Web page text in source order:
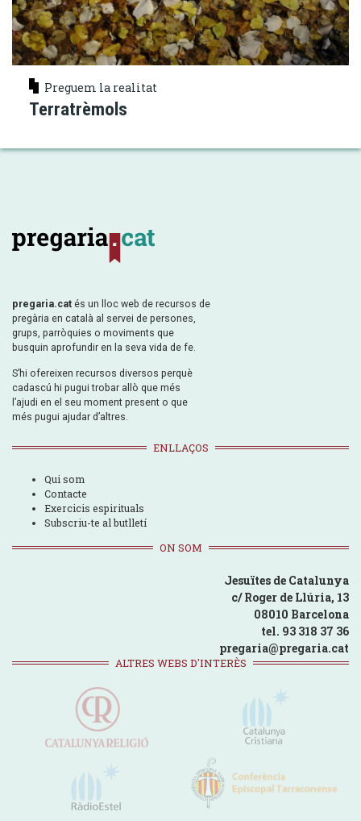
Preguem la realitat
Terratrèmols
pregaria.cat és un lloc web de recursos de
pregària en català al servei de persones,
grups, parròquies o moviments que
busquin aprofundir en la seva vida de fe.
S’hi ofereixen recursos diversos perquè
cadascú hi pugui trobar allò que més
l’ajudi en el seu moment present o que
més pugui ajudar d’altres.
ENLLAÇOS
Qui som
Contacte
Exercicis espirituals
Subscriu-te al butlletí
ON SOM
Jesuïtes de Catalunya
c/ Roger de Llúria, 13
08010 Barcelona
tel. 93 318 37 36
pregaria@pregaria.cat
ALTRES WEBS D'INTERÈS